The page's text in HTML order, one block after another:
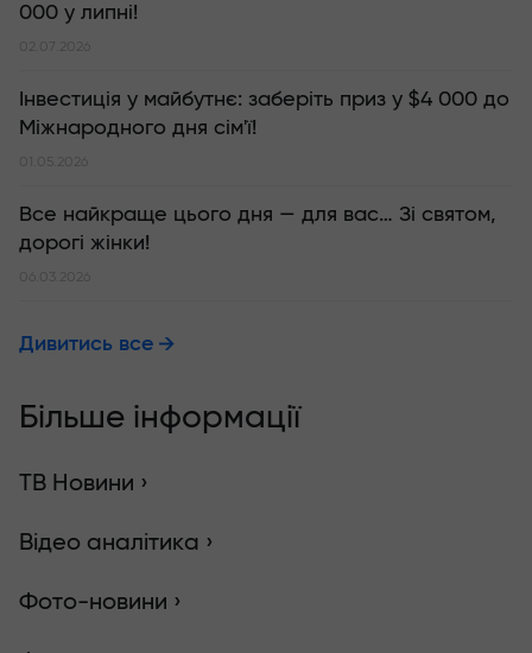
000 у липні!
02.07.2026
Інвестиція у майбутнє: заберіть приз у $4 000 до
Міжнародного дня сім'ї!
01.05.2026
Все найкраще цього дня — для вас… Зі святом,
дорогі жінки!
06.03.2026
Дивитись все
Більше інформації
ТВ Новини ›
Відео аналітика ›
Фото-новини ›